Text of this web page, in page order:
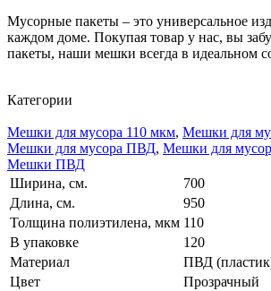
Мусорные пакеты – это универсальное
каждом доме. Покупая товар у нас, вы
пакеты, наши мешки всегда в идеальном
Категории
Мешки для мусора 110 мкм, Мешки для
Мешки для мусора ПВД, Мешки для
Мешки ПВД
Ширина, см.
700
Длина, см.
950
Толщина полиэтилена, мкм 110
В упаковке
120
Материал
ПВД
Цвет
Прозрачный